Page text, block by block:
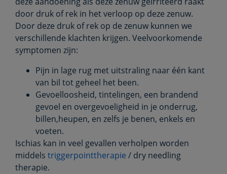
door druk of rek in het verloop op deze zenuw.
Door deze druk of rek op de zenuw kunnen we
verschillende klachten krijgen. Veelvoorkomende
symptomen zijn:
Pijn in lage rug met uitstraling naar één kant
van bil tot geheel het been.
Gevoelloosheid, tintelingen, een brandend
gevoel en overgevoeligheid in je onderrug,
billen,heupen, en zelfs je benen, enkels en
voeten.
Ischias kan in veel gevallen verholpen worden
middels triggerpointtherapie / dry needling
therapie.